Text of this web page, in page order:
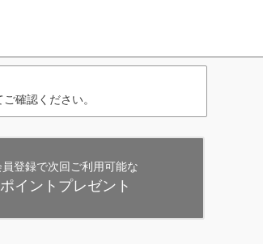
確認ください。
員登録で次回ご利用可能な
イントプレゼント